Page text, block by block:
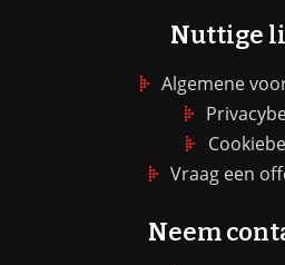
Nuttige
Algemene
Vraag een
Neem